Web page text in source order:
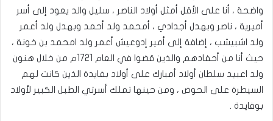
واضحة ، أنا على الأقل أمثل أولاد الناصر ، سليل والد يعود إلى أسر
أميرية ، ناصر وبهدل أجدادي ، أمحمد ولد أحمد وبهدل ولد أعمر
ولد اشبيشب ، إضافة إلى أمير إدوعيش أعمر ولد امحمد بن خونة ،
حيث أنا من أحفادهم والذين قضوا في العام 1721م من خلال هنون
ولد اعبيد سلطان أولاد أمبارك على أولاد بفايدة الذين كانت لهم
السيطرة على الحوض ، ومن حينها تملك أسرتي الطبل الكبير لأولاد
بوفايدة .